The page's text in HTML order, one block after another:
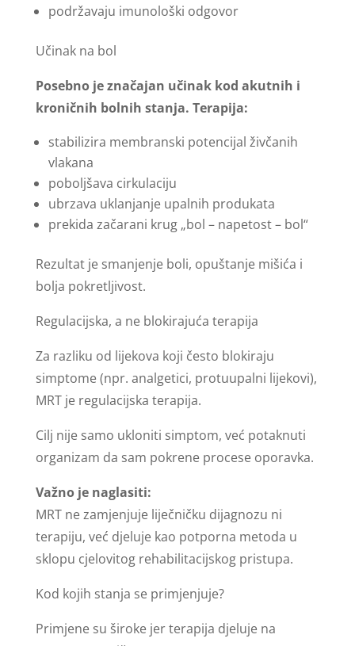
podržavaju imunološki odgovor
Učinak na bol
Posebno je značajan učinak kod akutnih i
kroničnih bolnih stanja. Terapija:
stabilizira membranski potencijal živčanih
vlakana
poboljšava cirkulaciju
ubrzava uklanjanje upalnih produkata
prekida začarani krug „bol – napetost – bol“
Rezultat je smanjenje boli, opuštanje mišića i
bolja pokretljivost.
Regulacijska, a ne blokirajuća terapija
Za razliku od lijekova koji često blokiraju
simptome (npr. analgetici, protuupalni lijekovi),
MRT je regulacijska terapija.
Cilj nije samo ukloniti simptom, već potaknuti
organizam da sam pokrene procese oporavka.
Važno je naglasiti:
MRT ne zamjenjuje liječničku dijagnozu ni
terapiju, već djeluje kao potporna metoda u
sklopu cjelovitog rehabilitacijskog pristupa.
Kod kojih stanja se primjenjuje?
Primjene su široke jer terapija djeluje na